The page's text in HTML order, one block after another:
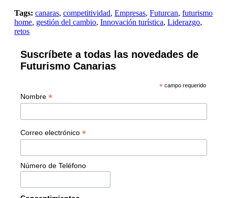
Tags: canaras, competitividad, Empresas, Futurcan, futurismo
home, gestión del cambio, Innovación turística, Liderazgo,
retos
Suscríbete a todas las novedades de
Futurismo Canarias
*campo requerido
Nombre *
Correo electrónico *
Número de Teléfono